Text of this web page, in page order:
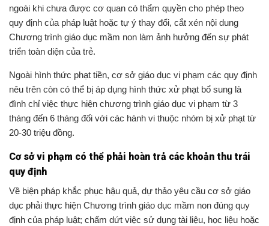
Chương trình giáo dục mầm non làm ảnh hưởng đến sự phát
triển toàn diện của trẻ.
Ngoài hình thức phạt tiền, cơ sở giáo dục vi phạm các quy định
đình chỉ việc thực hiện chương trình giáo dục vi phạm từ 3
tháng đến 6 tháng đối với các hành vi thuộc nhóm bị xử phạt từ
20-30 triệu đồng.
Cơ sở vi phạm có thể phải hoàn trả các khoản thu trái
Về biện pháp khắc phục hậu quả, dự thảo yêu cầu cơ sở giáo
dục phải thực hiện Chương trình giáo dục mầm non đúng quy
định của pháp luật; chấm dứt việc sử dụng tài liệu, học liệu hoặc
chương trình giáo dục không đúng quy định đối với các hành vi
sử dụng học liệu, chương trình trái phép; bảo đảm đầy đủ quyền